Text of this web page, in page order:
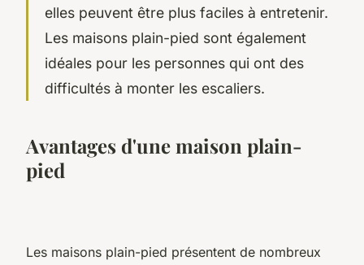
elles peuvent être plus faciles à entretenir.
Les maisons plain-pied sont également
idéales pour les personnes qui ont des
difficultés à monter les escaliers.
Avantages d'une maison plain-
pied
Les maisons plain-pied présentent de nombreux